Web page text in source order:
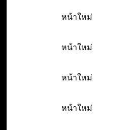
หน้าใหม่
หน้าใหม่
หน้าใหม่
หน้าใหม่